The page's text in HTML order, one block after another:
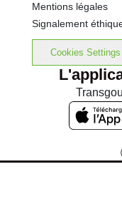
Mentions légales
Signalement
Cookies Settings